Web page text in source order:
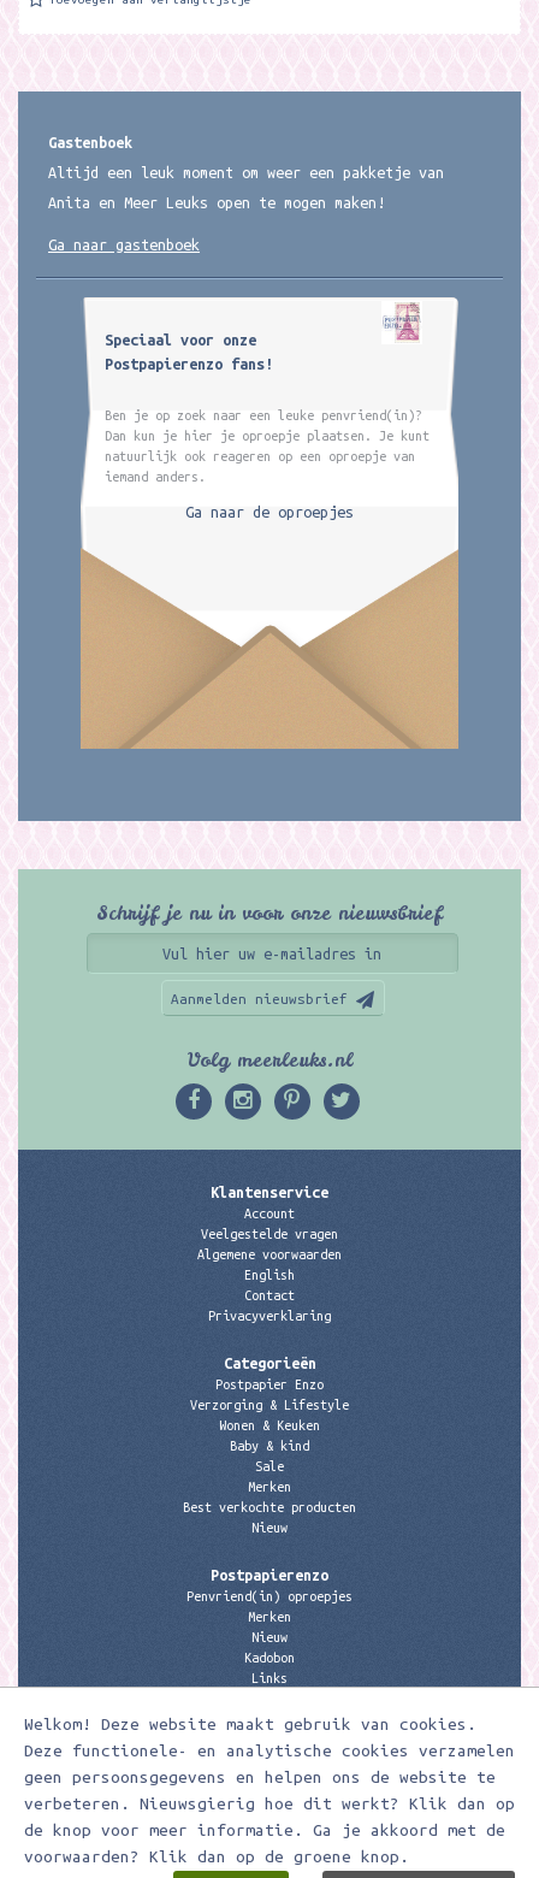
Welkom! Deze website maakt gebruik van cookies.
Deze functionele- en analytische cookies verzamelen
geen persoonsgegevens en helpen ons de website te
verbeteren. Nieuwsgierig hoe dit werkt? Klik dan op
de knop voor meer informatie. Ga je akkoord met de
voorwaarden? Klik dan op de groene knop.
Gastenboek
Altijd een leuk moment om weer een pakketje van
Anita en Meer Leuks open te mogen maken!
Ga naar gastenboek
Speciaal voor onze
Postpapierenzo fans!
Ben je op zoek naar een leuke penvriend(in)?
Dan kun je hier je oproepje plaatsen. Je kunt
natuurlijk ook reageren op een oproepje van
iemand anders.
Ga naar de oproepjes
Schrijf je nu in voor onze nieuwsbrief
Aanmelden nieuwsbrief
Volg meerleuks.nl
Klantenservice
Account
Veelgestelde vragen
Algemene voorwaarden
English
Contact
Privacyverklaring
Categorieën
Postpapier Enzo
Verzorging & Lifestyle
Wonen & Keuken
Baby & kind
Sale
Merken
Best verkochte producten
Nieuw
Postpapierenzo
Penvriend(in) oproepjes
Merken
Nieuw
Kadobon
Links
Contactgegevens
Meerleuks
anita@meerleuks.nl
06 – 107 163 36
KVK nummer: 58807179
BTW nummer: 853190859B01